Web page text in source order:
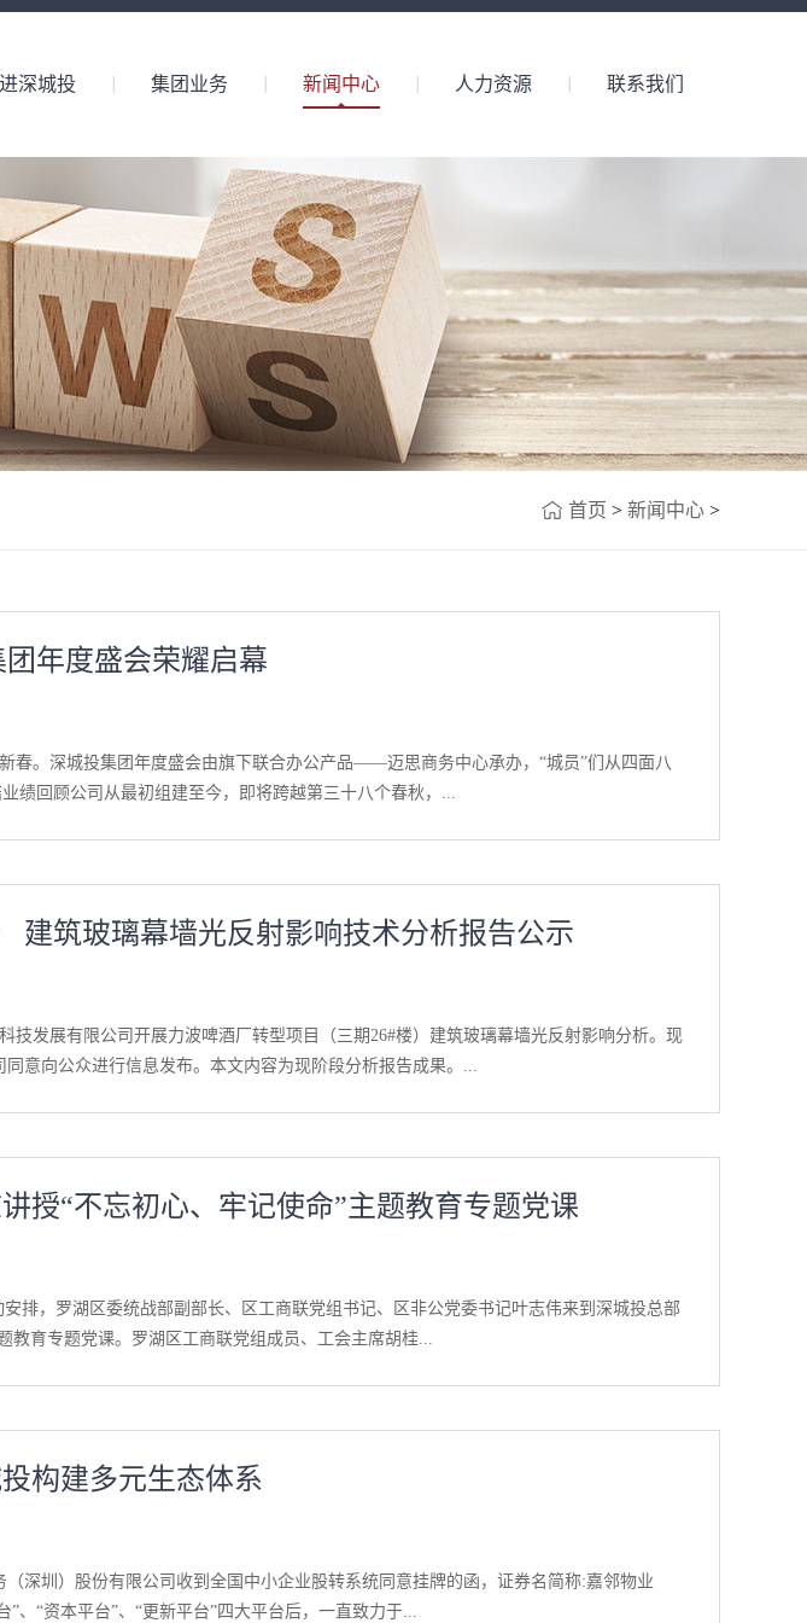
深城投 集团业务 新闻中心 人力资源 联系我们
首页 > 新闻中心 >
年度盛会荣耀启幕
春。深城投集团年度盛会由旗下联合办公产品——迈思商务中心承办，“城员”们从四面八
绩回顾公司从最初组建至今，即将跨越第三十八个春秋，...
顾过去，他们如数家珍、业绩斐然；展望未来，他们深思熟虑、踌躇满志。每一张PPT都
的最好答卷。2019年是集团组织架构中心化变革后第一个完整年度。通过这一年的实践，
心业绩有突破，产品中心匠心打造项目品质，投融中心实现资本市场对接，审监中心规范
资产配置到资本运作都更加合理且高效；公司治理各个环节都更加规范且深入人心。各中
团下一个十年奠定良好的开局。签约仪式来自16个部门/单位的负责人与集团领导签署了
书、锦旗和奖金；吴志斌、周伟才、江许敏三位获奖者发表获奖感言。新春致辞2...
建筑玻璃幕墙光反射影响技术分析报告公示
技发展有限公司开展力波啤酒厂转型项目（三期26#楼）建筑玻璃幕墙光反射影响分析。现
意向公众进行信息发布。本文内容为现阶段分析报告成果。...
步修改完善。2、建设项目概要项目名称：力波啤酒厂转型项目（三期26#楼）项目性质：
，东临虹梅南路及中环路（高架），西至梅陇港，南至北潮港，北至益梅路。建设内容：
墙所在建筑最大高度为79.35m。本项目地下2层，地上17层，总用地面积13365.17平方
王工建设单位联系方式：021-649736385、技术咨询单位概要（1）名称：上海达恩贝拉环
3）地址：浦东新区陆家嘴软件园峨山路91弄101号5号楼201室（4）联系人：周工（5）
工...
授“不忘初心、牢记使命”主题教育专题党课
排，罗湖区委统战部副部长、区工商联党组书记、区非公党委书记叶志伟来到深城投总部
教育专题党课。罗湖区工商联党组成员、工会主席胡桂...
级党建示范企业的党员代表亦到场听讲。叶书记从“初心和使命”、“中国特色社会主义先
工作经历讲述了对“不忘初心、牢记使命”的理解。叶书记首先系统性地回顾了习近平关于
源头上进行理解，要把握三个关键词“人民”、“民族”、“谋”，深刻领会初心和使命的时代
社会主义发展方向；离不开以改革促开放；离不开全体党员继续发扬敢闯敢试、敢为人
港澳大湾区背景下的“罗湖方案”——要将罗湖区打造成 “高端消费”核心地带。通过升级蔡
构建多元生态体系
深圳）股份有限公司收到全国中小企业股转系统同意挂牌的函，证券名简称:嘉邻物业
”、“资本平台”、“更新平台”四大平台后，一直致力于...